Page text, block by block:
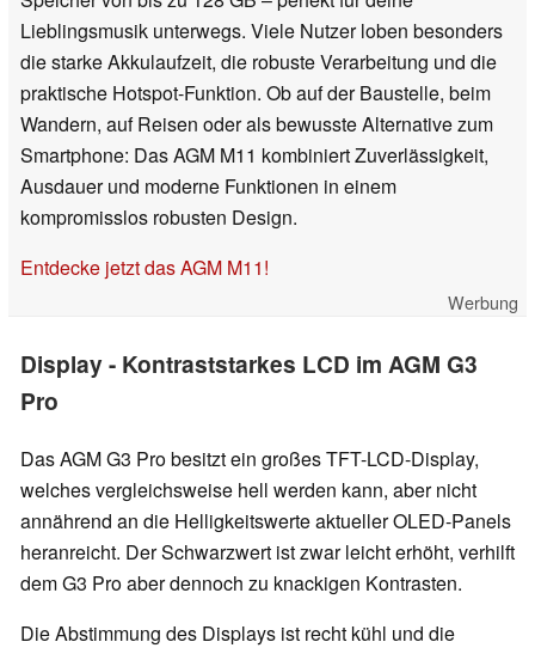
Werbung
Lieblingsmusik unterwegs. Viele Nutzer loben besonders
die starke Akkulaufzeit, die robuste Verarbeitung und die
praktische Hotspot-Funktion. Ob auf der Baustelle, beim
Wandern, auf Reisen oder als bewusste Alternative zum
Smartphone: Das AGM M11 kombiniert Zuverlässigkeit,
Ausdauer und moderne Funktionen in einem
kompromisslos robusten Design.
Entdecke jetzt das AGM M11!
Display - Kontraststarkes LCD im AGM G3
Pro
Das AGM G3 Pro besitzt ein großes TFT-LCD-Display,
welches vergleichsweise hell werden kann, aber nicht
annährend an die Helligkeitswerte aktueller OLED-Panels
heranreicht. Der Schwarzwert ist zwar leicht erhöht, verhilft
dem G3 Pro aber dennoch zu knackigen Kontrasten.
Die Abstimmung des Displays ist recht kühl und die